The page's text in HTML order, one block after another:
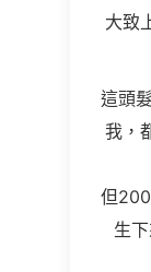
大致
這頭
我，
但
生